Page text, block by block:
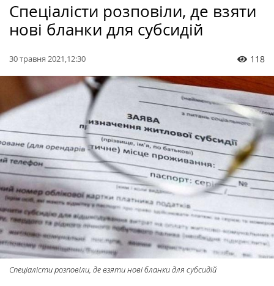
Спеціалісти розповіли, де взяти
нові бланки для субсидій
30 травня 2021,12:30 118
Спеціалісти розповіли, де взяти нові бланки для субсидій